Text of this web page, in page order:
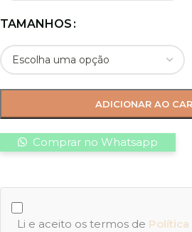
TAMANHOS
ADICIONAR AO
Comprar no Whatsapp
Li e aceito os termos de